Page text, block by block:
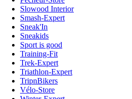
Slowood Interior
Smash-Expert
Sneak'In
Sneakids
Sport is good
Training-Fit
Trek-Expert
Triathlon-Expert
TripnBikers
Vélo-Store